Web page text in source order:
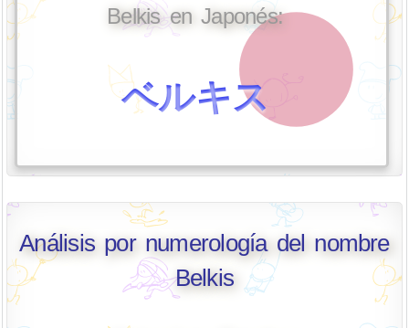
Belkis en Japonés:
ベルキス
Análisis por numerología del nombre
Belkis